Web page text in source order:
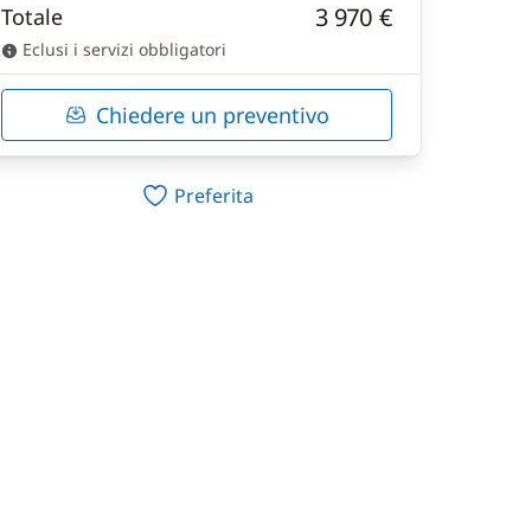
Totale 3 970 €
Eclusi i servizi obbligatori
Chiedere un preventivo
Preferita